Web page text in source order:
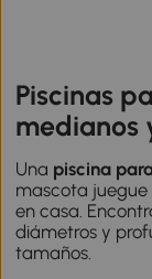
Piscinas
medianos
Una piscina
mascota juegue
en casa.
diámetros y
tamaños.